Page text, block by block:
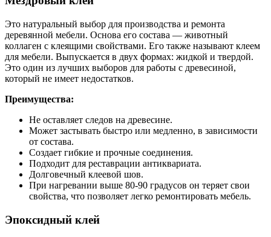
Это натуральный выбор для производства и ремонта
деревянной мебели. Основа его состава — животный
коллаген с клеящими свойствами. Его также называют клеем
для мебели. Выпускается в двух формах: жидкой и твердой.
Это один из лучших выборов для работы с древесиной,
который не имеет недостатков.
Преимущества:
Не оставляет следов на древесине.
Может застывать быстро или медленно, в зависимости
от состава.
Создает гибкие и прочные соединения.
Подходит для реставрации антиквариата.
Долговечный клеевой шов.
При нагревании выше 80-90 градусов он теряет свои
свойства, что позволяет легко ремонтировать мебель.
Эпоксидный клей